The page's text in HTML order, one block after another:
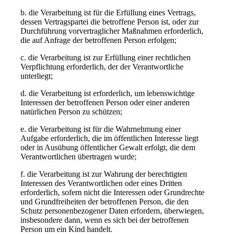
b. die Verarbeitung ist für die Erfüllung eines Vertrags,
dessen Vertragspartei die betroffene Person ist, oder zur
Durchführung vorvertraglicher Maßnahmen erforderlich,
die auf Anfrage der betroffenen Person erfolgen;
c. die Verarbeitung ist zur Erfüllung einer rechtlichen
Verpflichtung erforderlich, der der Verantwortliche
unterliegt;
d. die Verarbeitung ist erforderlich, um lebenswichtige
Interessen der betroffenen Person oder einer anderen
natürlichen Person zu schützen;
e. die Verarbeitung ist für die Wahrnehmung einer
Aufgabe erforderlich, die im öffentlichen Interesse liegt
oder in Ausübung öffentlicher Gewalt erfolgt, die dem
Verantwortlichen übertragen wurde;
f. die Verarbeitung ist zur Wahrung der berechtigten
Interessen des Verantwortlichen oder eines Dritten
erforderlich, sofern nicht die Interessen oder Grundrechte
und Grundfreiheiten der betroffenen Person, die den
Schutz personenbezogener Daten erfordern, überwiegen,
insbesondere dann, wenn es sich bei der betroffenen
Person um ein Kind handelt.